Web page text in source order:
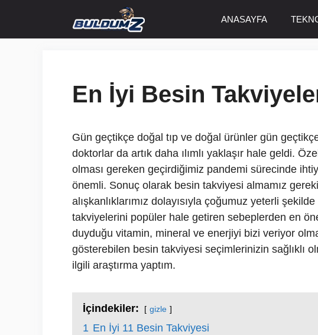
ANASAYFA
En İyi Besin
Gün geçtikçe doğal tıp ve doğal ürünler gün
doktorlar da artık daha ılımlı yaklaşır hale geldi.
olması gereken geçirdiğimiz pandemi sürecinde
önemli. Sonuç olarak besin takviyesi almamız
alışkanlıklarımız dolayısıyla çoğumuz yeterli
takviyelerini popüler hale getiren sebeplerden en
duyduğu vitamin, mineral ve enerjiyi bizi veriyor
gösterebilen besin takviyesi seçimlerinizin sağlıklı
ilgili araştırma yaptım.
İçindekiler: gizle
1 En İyi 11 Besin Takviyesi